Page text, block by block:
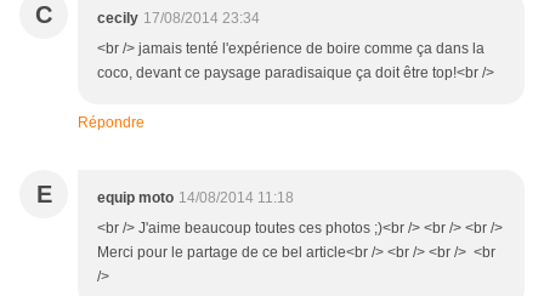
C cecily 17/08/2014 23:34
<br /> jamais tenté l'expérience de boire comme ça dans la
coco, devant ce paysage paradisaique ça doit être top!<br />
Répondre
E equip moto 14/08/2014 11:18
<br /> J'aime beaucoup toutes ces photos ;)<br /> <br /> <br />
Merci pour le partage de ce bel article<br /> <br /> <br /> <br
/>